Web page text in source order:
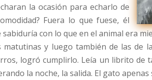
la ocasión para echarlo de
Fuera lo que fuese, él
con lo que en el animal era
y luego también de las de
logró cumplirlo. Leía un librito de
la noche, la salida. El gato